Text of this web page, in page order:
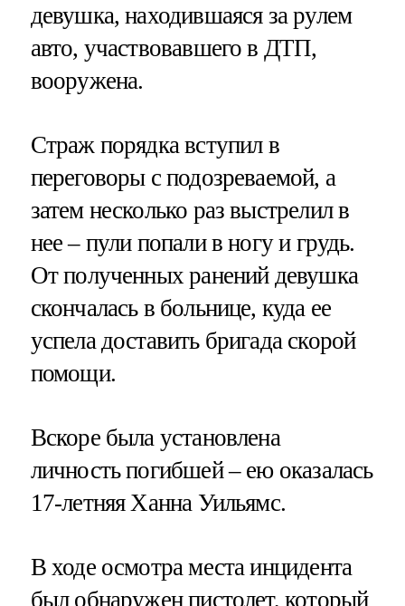
девушка, находившаяся за рулем
авто, участвовавшего в ДТП,
вооружена.
Страж порядка вступил в
переговоры с подозреваемой, а
затем несколько раз выстрелил в
нее – пули попали в ногу и грудь.
От полученных ранений девушка
скончалась в больнице, куда ее
успела доставить бригада скорой
помощи.
Вскоре была установлена
личность погибшей – ею оказалась
17-летняя Ханна Уильямс.
В ходе осмотра места инцидента
был обнаружен пистолет, который